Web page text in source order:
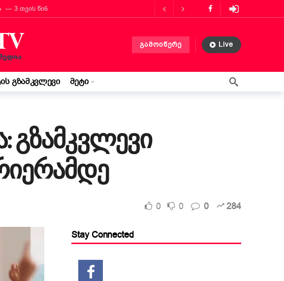
3 თვის წინ
წინ
თუ შესაძლებლობა?
3 თვის წინ
3 თვის წინ
მანჯგალაძის წერილი ლილიდან
გამოიწერე Live
გზამკვლევი მეტი
გზამკვლევი
0 0 0 284
Stay Connected